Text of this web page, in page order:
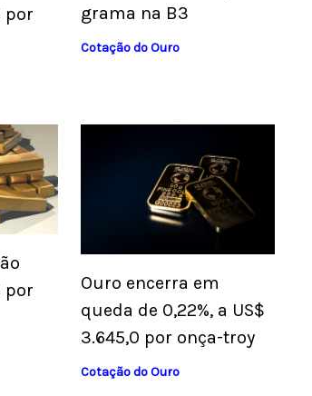
por
grama na B3
Cotação do Ouro
por
Ouro encerra em
queda de 0,22%, a US$
3.645,0 por onça-troy
Cotação do Ouro